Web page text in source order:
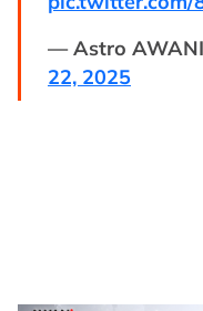
— Astro
22, 2025